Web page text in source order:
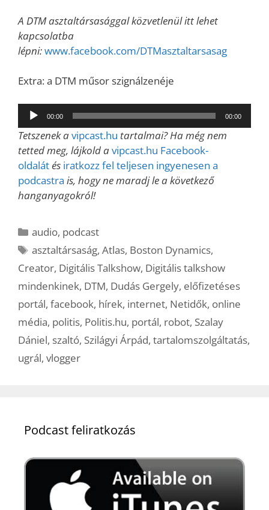
A DTM asztaltársasággal közvetlenül itt lehet
kapcsolatba
lépni:www.facebook.com/DTMasztaltarsasag
Extra: a DTM műsor szignálzenéje
Audió
lejátszó
00:00 00:00
Tetszenek avipcast.hu tartalmai? Ha még nem
tetted meg, lájkold avipcast.hu Facebook-
oldalátés iratkozz fel teljesen ingyenesen a
podcastra is, hogy ne maradj le a következő
hanganyagokról!
Kategória
audio, podcast
Címkék
asztaltársaság,Atlas, Boston Dynamics,
Creator, Digitális Talkshow, Digitális talkshow
mindenkinek, DTM, Dudás Gergely, előfizetéses
portál, facebook, hírek, internet, Netidők, online
média, politis, Politis.hu, portál, robot, Szalay
Dániel, szaltó, Szilágyi Árpád, tartalomszolgáltatás,
ugrál, vlogger
Podcast feliratkozás